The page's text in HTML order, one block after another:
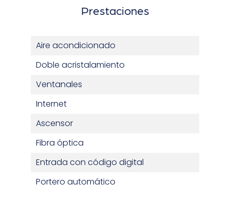
Prestaciones
Aire acondicionado
Doble acristalamiento
Ventanales
Internet
Ascensor
Fibra óptica
Entrada con código digital
Portero automático